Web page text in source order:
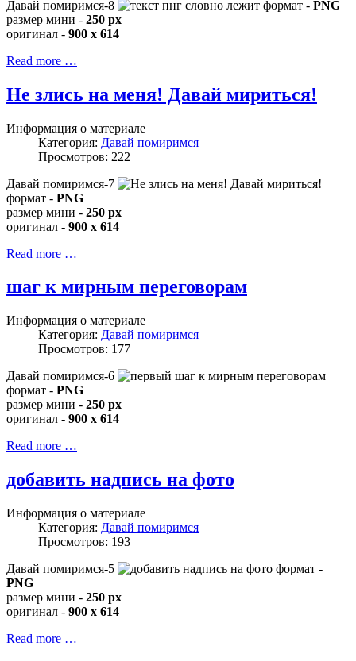
Давай помиримся-8 формат - PNG
размер мини - 250 px
оригинал - 900 x 614
Read more …
Не злись на меня! Давай мириться!
Информация о материале
Категория: Давай помиримся
Просмотров: 222
Давай помиримся-7
формат - PNG
размер мини - 250 px
оригинал - 900 x 614
Read more …
шаг к мирным переговорам
Информация о материале
Категория: Давай помиримся
Просмотров: 177
Давай помиримся-6
формат - PNG
размер мини - 250 px
оригинал - 900 x 614
Read more …
добавить надпись на фото
Информация о материале
Категория: Давай помиримся
Просмотров: 193
Давай помиримся-5
формат -
PNG
размер мини - 250 px
оригинал - 900 x 614
Read more …